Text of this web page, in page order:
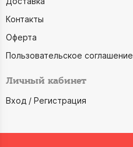
Контакты
Оферта
Пользовательское соглашение
Личный кабинет
Вход / Регистрация